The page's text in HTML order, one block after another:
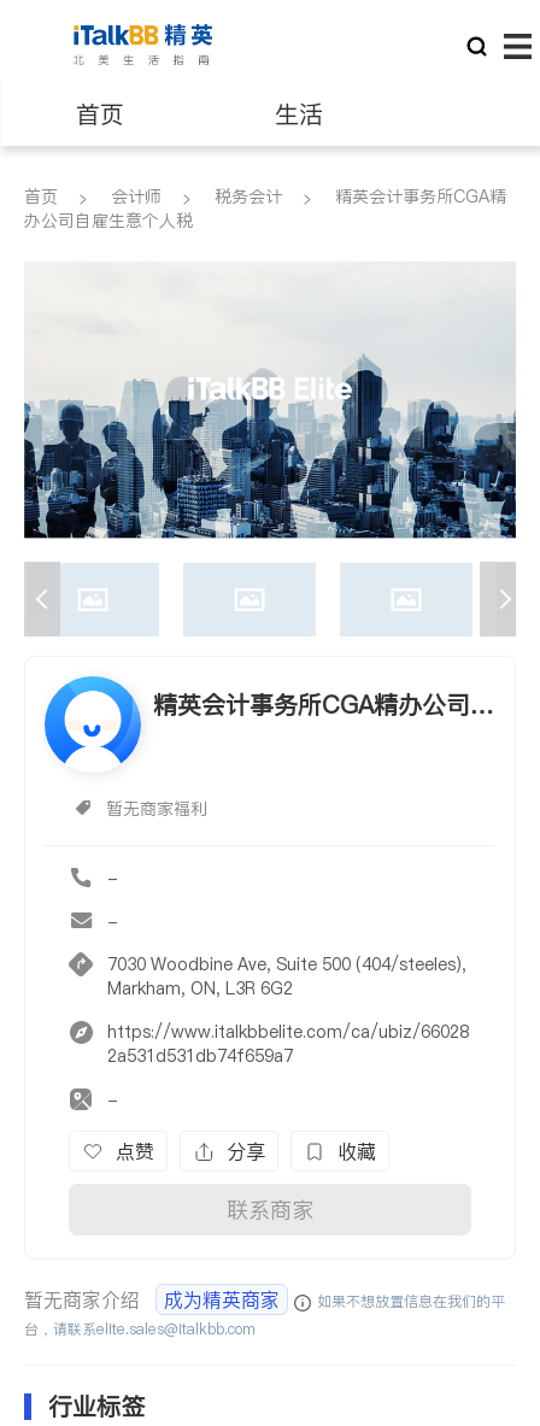
首页 生活
医生 律师
建筑装修
首页 会计师 税务会计
精英会计事务所CGA精
办公司自雇生意个人税
精英会计事务所CGA精办公司自
暂无商家福利
-
-
7030 Woodbine Ave, Suite 500 (404/steeles),
Markham, ON, L3R 6G2
https://www.italkbbelite.com/ca/ubiz/66028
2a531d531db74f659a7
-
点赞 分享 收藏
联系商家
暂无商家介绍 成为精英商家
如果不想放置信息在我们的平
台，请联系elite.sales@italkbb.com
行业标签